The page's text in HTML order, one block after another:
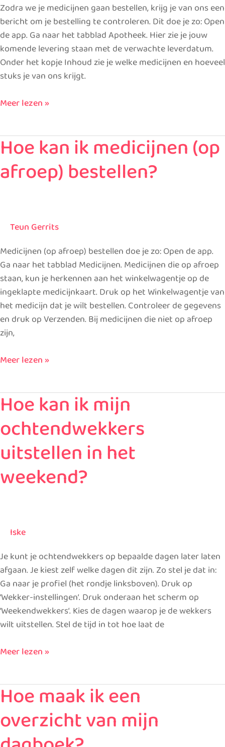
Zodra we je medicijnen gaan bestellen, krijg je van ons een
bericht om je bestelling te controleren. Dit doe je zo: Open
de app. Ga naar het tabblad Apotheek. Hier zie je jouw
komende levering staan met de verwachte leverdatum.
Onder het kopje Inhoud zie je welke medicijnen en hoeveel
stuks je van ons krijgt.
Meer lezen »
Hoe kan ik medicijnen (op
afroep) bestellen?
Teun Gerrits
Medicijnen (op afroep) bestellen doe je zo: Open de app.
Ga naar het tabblad Medicijnen. Medicijnen die op afroep
staan, kun je herkennen aan het winkelwagentje op de
ingeklapte medicijnkaart. Druk op het Winkelwagentje van
het medicijn dat je wilt bestellen. Controleer de gegevens
en druk op Verzenden. Bij medicijnen die niet op afroep
zijn,
Hoe
kan
ik
medicijnen
bestellen?
Meer lezen »
Hoe kan ik mijn
ochtendwekkers
uitstellen in het
weekend?
Iske
Je kunt je ochtendwekkers op bepaalde dagen later laten
afgaan. Je kiest zelf welke dagen dit zijn. Zo stel je dat in:
Ga naar je profiel (het rondje linksboven). Druk op
‘Wekker-instellingen‘. Druk onderaan het scherm op
‘Weekendwekkers‘. Kies de dagen waarop je de wekkers
wilt uitstellen. Stel de tijd in tot hoe laat de
Hoe
kan
ik
mijn
ochtendwekkers
in
Meer lezen »
Hoe maak ik een
overzicht van mijn
Hoe
maak
ik
een